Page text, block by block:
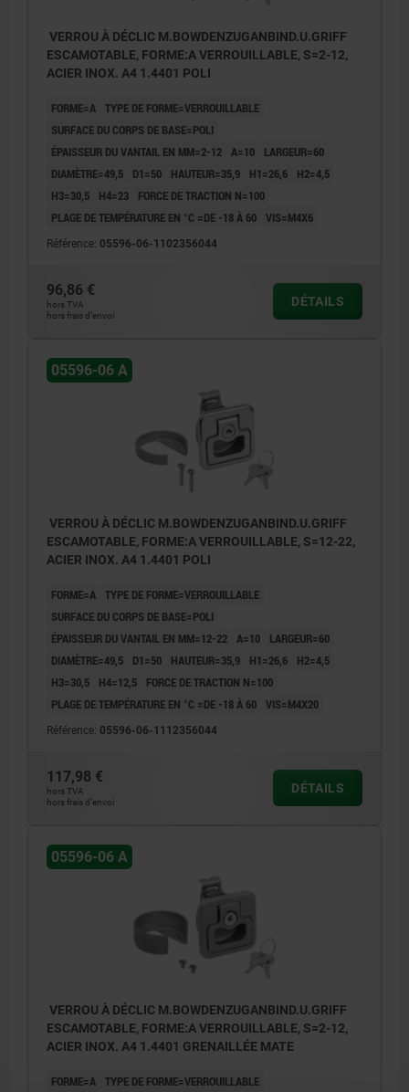
1) Raccord de câble Bowden
3) Panneau de porte
VERROU À DÉCLIC M.BOWDENZUGANBIND.U.GRIFF
ESCAMOTABLE, FORME:A VERROUILLABLE, S=2-12,
ACIER INOX. A4 1.4401 POLI
FORME=A TYPE DE FORME=VERROUILLABLE
SURFACE DU CORPS DE BASE=POLI
ÉPAISSEUR DU VANTAIL EN MM=2-12 A=10
LARGEUR=60
DIAMÈTRE=49,5
D1=50 HAUTEUR=35,9 H1=26,6
H2=4,5
H3=30,5
H4=23
FORCE DE TRACTION N=100
PLAGE DE TEMPÉRATURE EN °C =DE -18 À 60 VIS=M4X6
Référence: 05596-06-1102356044
96,86 €
hors TVA
hors frais d’envoi
DÉTAILS
05596-06 A
VERROU À DÉCLIC M.BOWDENZUGANBIND.U.GRIFF
ESCAMOTABLE, FORME:A VERROUILLABLE, S=12-22,
ACIER INOX. A4 1.4401 POLI
FORME=A TYPE DE FORME=VERROUILLABLE
SURFACE DU CORPS DE BASE=POLI
ÉPAISSEUR DU VANTAIL EN MM=12-22 A=10
LARGEUR=60
DIAMÈTRE=49,5
D1=50 HAUTEUR=35,9 H1=26,6
H2=4,5
H3=30,5
H4=12,5
FORCE DE TRACTION N=100
PLAGE DE TEMPÉRATURE EN °C =DE -18 À 60 VIS=M4X20
Référence: 05596-06-1112356044
117,98 €
hors TVA
hors frais d’envoi
DÉTAILS
05596-06 A
VERROU À DÉCLIC M.BOWDENZUGANBIND.U.GRIFF
ESCAMOTABLE, FORME:A VERROUILLABLE, S=2-12,
ACIER INOX. A4 1.4401 GRENAILLÉE MATE
FORME=A TYPE DE FORME=VERROUILLABLE